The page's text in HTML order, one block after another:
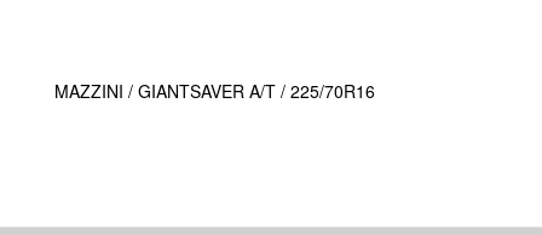
MAZZINI / GIANTSAVER A/T / 225/70R16